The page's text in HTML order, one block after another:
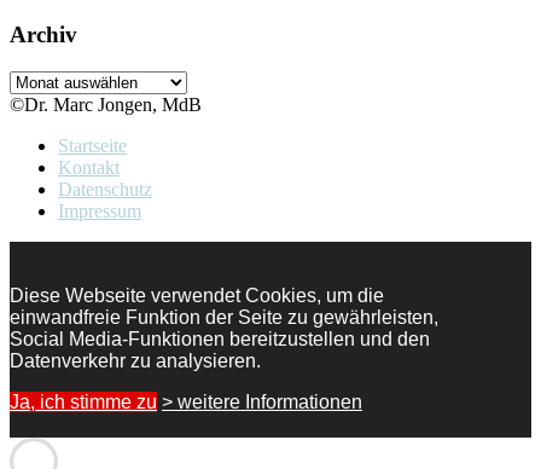
Archiv
Archiv
©Dr. Marc Jongen, MdB
Startseite
Kontakt
Datenschutz
Impressum
Diese Webseite verwendet Cookies, um die
einwandfreie Funktion der Seite zu gewährleisten,
Social Media-Funktionen bereitzustellen und den
Datenverkehr zu analysieren.
Ja, ich stimme zu > weitere Informationen